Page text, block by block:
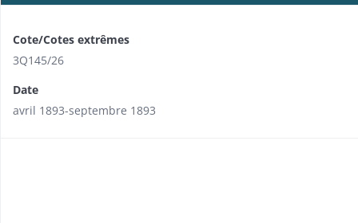
Cote/Cotes extrêmes
3Q145/26
Date
avril 1893-septembre 1893